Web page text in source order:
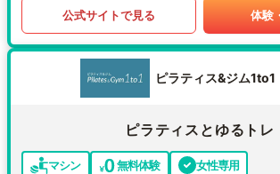
公式サイトで見る 体験
ピラティス&ジム1to1
ピラティスとゆるトレ
マシン 無料体験 女性専用